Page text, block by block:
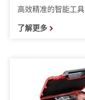
高效精准的智能工具
了解更多